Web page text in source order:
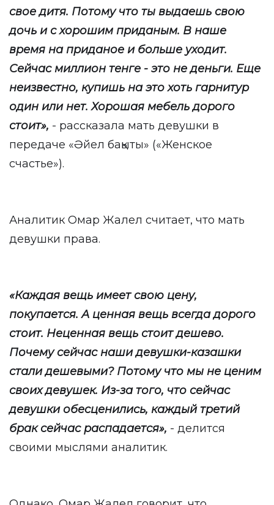
свое дитя. Потому что ты выдаешь свою
дочь и с хорошим приданым. В наше
время на приданое и больше уходит.
Сейчас миллион тенге - это не деньги. Еще
неизвестно, купишь на это хоть гарнитур
один или нет. Хорошая мебель дорого
стоит», - рассказала мать девушки в
передаче «Әйел бақыты» («Женское
счастье»).
Аналитик Омар Жалел считает, что мать
девушки права.
«Каждая вещь имеет свою цену,
покупается. А ценная вещь всегда дорого
стоит. Неценная вещь стоит дешево.
Почему сейчас наши девушки-казашки
стали дешевыми? Потому что мы не ценим
своих девушек. Из-за того, что сейчас
девушки обесценились, каждый третий
брак сейчас распадается», - делится
своими мыслями аналитик.